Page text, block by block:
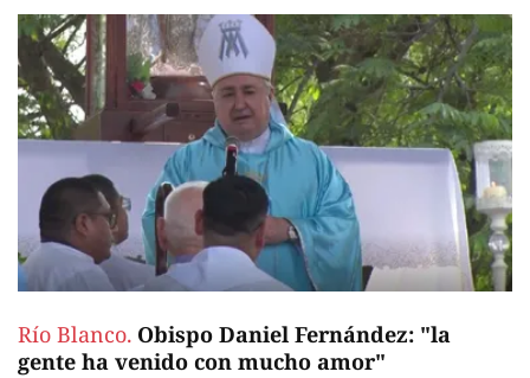
Río Blanco. Obispo Daniel Fernández: "la
gente ha venido con mucho amor"